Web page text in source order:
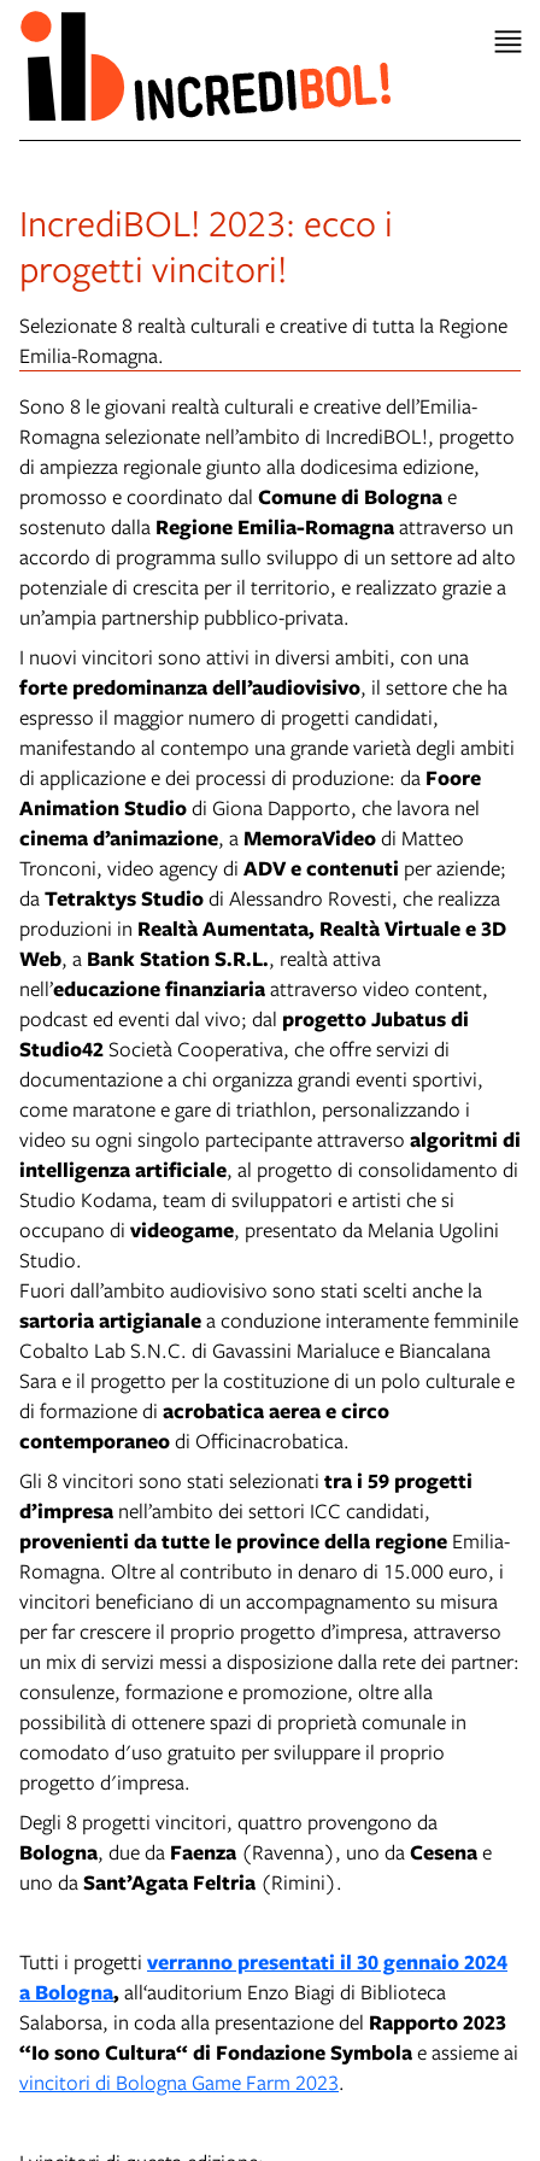
IncrediBOL! 2023: ecco i
progetti vincitori!
Selezionate 8 realtà culturali e creative di tutta la Regione
Emilia-Romagna.
Sono 8 le giovani realtà culturali e creative dell’Emilia-
Romagna selezionate nell’ambito di IncrediBOL!, progetto
di ampiezza regionale giunto alla dodicesima edizione,
promosso e coordinato dal Comune di Bolognae
sostenuto dalla Regione Emilia-Romagnaattraverso un
accordo di programma sullo sviluppo di un settore ad alto
potenziale di crescita per il territorio, e realizzato grazie a
un’ampia partnership pubblico-privata.
I nuovi vincitori sono attivi in diversi ambiti, con una
forte predominanza dell’audiovisivo, il settore che ha
espresso il maggior numero di progetti candidati,
manifestando al contempo una grande varietà degli ambiti
di applicazione e dei processi di produzione: da Foore
Animation Studiodi Giona Dapporto, che lavora nel
cinema d’animazione, a MemoraVideodi Matteo
Tronconi, video agency di ADV e contenuti per aziende;
daTetraktys Studiodi Alessandro Rovesti, che realizza
produzioni in Realtà Aumentata, Realtà Virtuale e 3D
Web, a Bank Station S.R.L., realtà attiva
nell’educazione finanziariaattraverso video content,
podcast ed eventi dal vivo; dal progetto Jubatus di
Studio42Società Cooperativa, che offre servizi di
documentazione a chi organizza grandi eventi sportivi,
come maratone e gare di triathlon, personalizzando i
video su ogni singolo partecipante attraverso algoritmi di
intelligenza artificiale, al progetto di consolidamento di
Studio Kodama, team di sviluppatori e artisti che si
occupano di videogame, presentato da Melania Ugolini
Studio.
Fuori dall’ambito audiovisivo sono stati scelti anche la
sartoria artigianalea conduzione interamente femminile
Cobalto Lab S.N.C. di Gavassini Marialuce e Biancalana
Sara e il progetto per la costituzione di un polo culturale e
di formazione di acrobatica aerea e circo
contemporaneodi Officinacrobatica.
Gli 8 vincitori sono stati selezionati tra i 59 progetti
d’impresa nell’ambito dei settori ICC candidati,
provenienti da tutte le province della regione Emilia-
Romagna. Oltre al contributo in denaro di 15.000 euro, i
vincitori beneficiano di un accompagnamento su misura
per far crescere il proprio progetto d’impresa, attraverso
un mix di servizi messi a disposizione dalla rete dei partner:
consulenze, formazione e promozione, oltre alla
possibilità di ottenere spazi di proprietà comunale in
comodato d'uso gratuito per sviluppare il proprio
progetto d'impresa.
Degli 8 progetti vincitori, quattro provengono da
Bologna, due da Faenza (Ravenna), uno daCesenae
uno daSant’Agata Feltria (Rimini).
Tutti i progetti verranno presentati il 30 gennaio 2024
a Bologna,all‘auditorium Enzo Biagi di Biblioteca
Salaborsa, in coda alla presentazione del Rapporto 2023
“Io sono Cultura“ di Fondazione Symbolae assieme ai
vincitori di Bologna Game Farm 2023.